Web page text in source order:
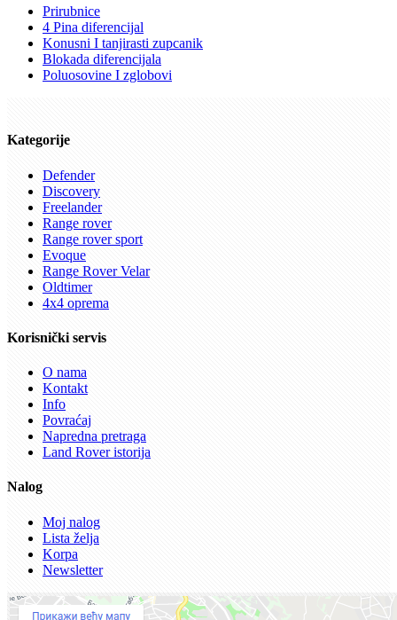
Prirubnice
4 Pina diferencijal
Konusni I tanjirasti zupcanik
Blokada diferencijala
Poluosovine I zglobovi
Kategorije
Defender
Discovery
Freelander
Range rover
Range rover sport
Evoque
Range Rover Velar
Oldtimer
4x4 oprema
Korisnički servis
O nama
Kontakt
Info
Povraćaj
Napredna pretraga
Land Rover istorija
Nalog
Moj nalog
Lista želja
Korpa
Newsletter